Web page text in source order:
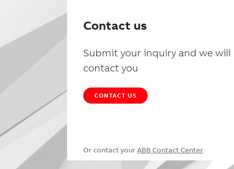
Contact us
Submit your inquiry and we will
contact you
CONTACT US
Or contact your ABB Contact Center